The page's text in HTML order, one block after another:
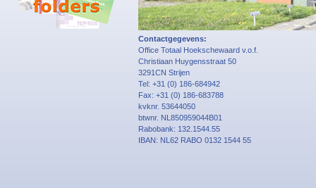
Contactgegevens:
Office Totaal Hoekschewaard v.o.f.
Christiaan Huygensstraat 50
3291CN Strijen
Tel: +31 (0) 186-684942
Fax: +31 (0) 186-683788
kvknr. 53644050
btwnr. NL850959044B01
Rabobank: 132.1544.55
IBAN: NL62 RABO 0132 1544 55